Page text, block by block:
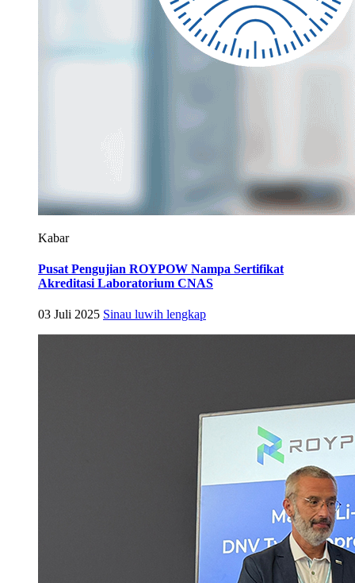
Kabar
Pusat Pengujian ROYPOW Nampa Sertifikat
Akreditasi Laboratorium CNAS
03 Juli 2025 Sinau luwih lengkap